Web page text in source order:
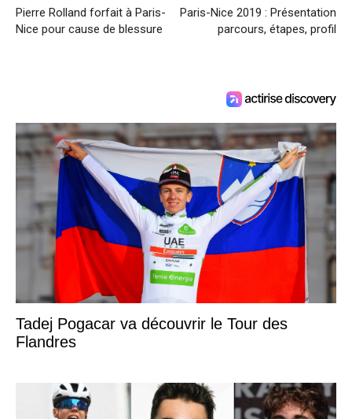
Pierre Rolland forfait à Paris-
Nice pour cause de blessure
Paris-Nice 2019 : Présentation
parcours, étapes, profil
Tadej Pogacar va découvrir le Tour des
Flandres